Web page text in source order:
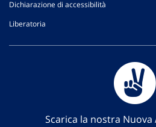
Dichiarazione di accessibilità
Liberatoria
Scarica la nostra